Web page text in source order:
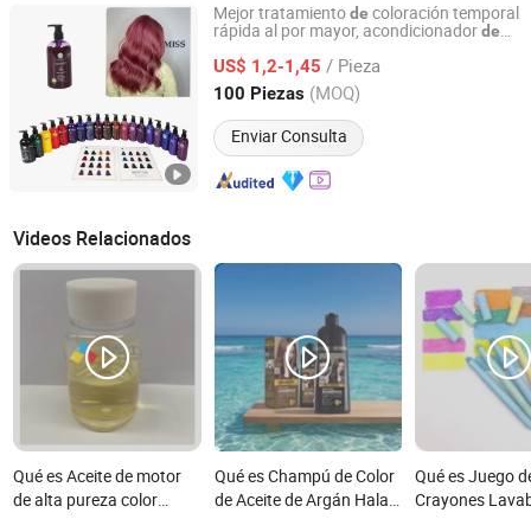
Mejor tratamientode coloración temporal
rápida al por mayor, acondicionadorde
natural para mujeres 300 Ml
US$ 1,2-1,45 / Pieza
100 Piezas (MOQ)
Enviar Consulta
Guangdong Boda Cosmetics Co,.Ltd.
Guangdong, China Desde 2021
Videos Relacionados
Qué es Aceite de motor
de alta pureza color
Qué es Champú de Color
de Aceite de Argán Halal
Qué es Juego
Crayones